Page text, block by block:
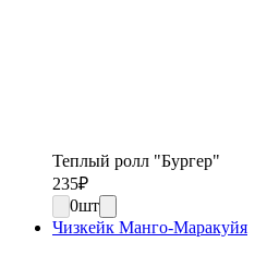
Теплый ролл "Бургер"
235₽
0шт
Чизкейк Манго-Маракуйя